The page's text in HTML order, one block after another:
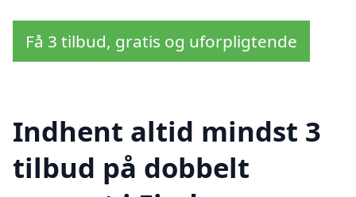
Få 3 tilbud, gratis og uforpligtende
Indhent altid mindst 3
tilbud på dobbelt